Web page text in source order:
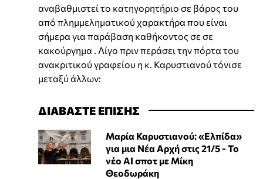
αναβαθμιστεί το κατηγορητήριο σε βάρος του
από πλημμεληματικού χαρακτήρα που είναι
σήμερα για παράβαση καθήκοντος σε σε
κακούργημα . Λίγο πριν περάσει την πόρτα του
ανακριτικού γραφείου η κ. Καρυστιανού τόνισε
μεταξύ άλλων:
ΔΙΑΒΑΣΤΕ ΕΠΙΣΗΣ
Μαρία Καρυστιανού: «Ελπίδα»
για μια Νέα Αρχή στις 21/5 - Το
νέο ΑΙ σποτ με Μίκη
Θεοδωράκη